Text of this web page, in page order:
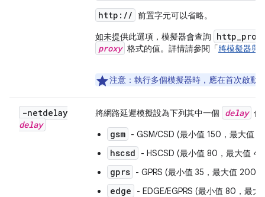
http:// 前置字元可以省略。
如未提供此選項，模擬器會查詢
proxy 格式的值。詳情請參閱「將模擬器與
注意： 執行多個模擬器時，應在首次啟動
-netdelay
delay
將網路延遲模擬設為下列其中一個 delay 值
gsm - GSM/CSD (最小值 150，最大值
hscsd - HSCSD (最小值 80，最大值
gprs - GPRS (最小值 35，最大值 200)
edge - EDGE/EGPRS (最小值 80，最